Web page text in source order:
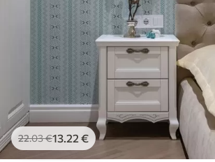
22.03€13.22 €